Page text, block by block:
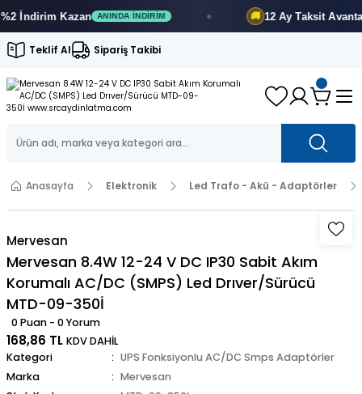
İndirimKazan ANINDA İNDIRIM 12 AyTaksit Avantajı
Teklif Al Sipariş Takibi
Anasayfa Elektronik Led Trafo - Akü - Adaptörler
Mervesan
Mervesan 8.4W 12-24 V DC IP30 Sabit Akım
Korumalı AC/DC (SMPS) Led Drıver/Sürücü
MTD-09-350İ
0 Puan - 0 Yorum
168,86 TL KDV DAHİL
Kategori
UPS Fonksiyonlu AC/DC Smps Adaptörler
Marka
Mervesan